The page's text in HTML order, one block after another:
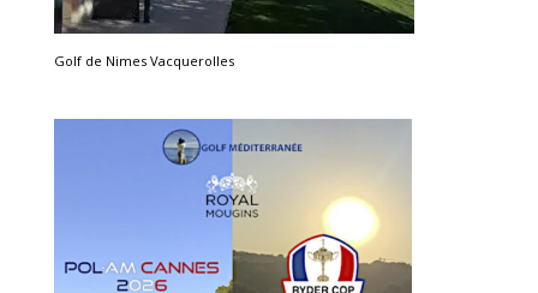
Golf de Nimes Vacquerolles